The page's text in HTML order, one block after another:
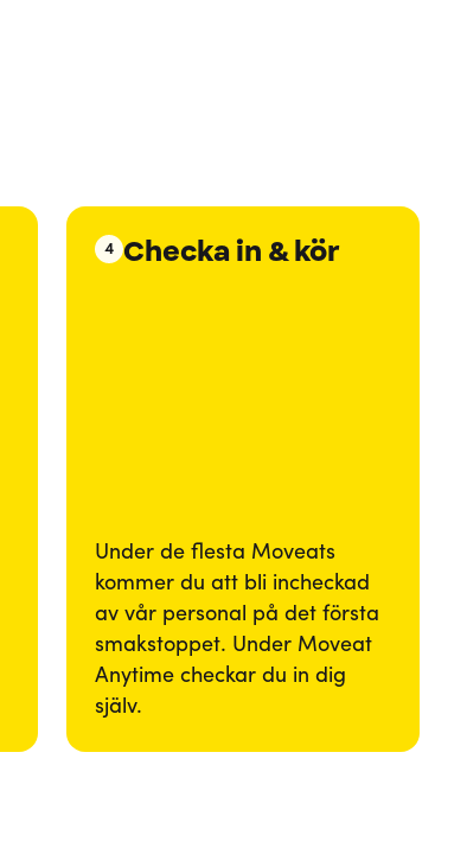
4 Checka in & kör
Under de flesta Moveats
kommer du att bli incheckad
av vår personal på det första
smakstoppet. Under Moveat
Anytime checkar du in dig
själv.